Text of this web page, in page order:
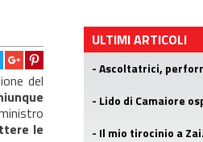
del
le
ULTIMI ARTICOLI
- Il mio tirocinio a